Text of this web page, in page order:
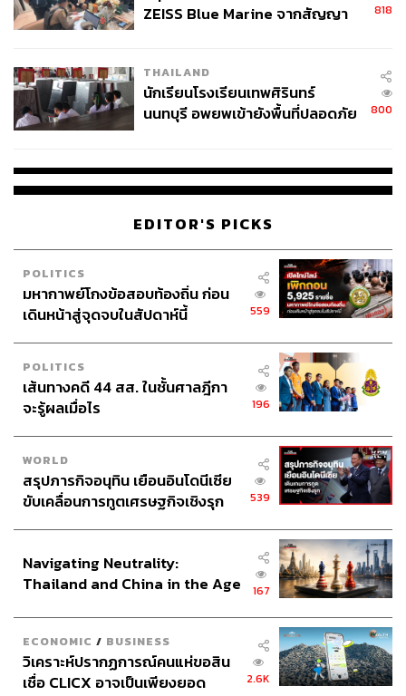
ZEISS Blue Marine จากสัญญา
จ่ายหนี้-แอบระบุแบรนด์
818
THAILAND
นักเรียนโรงเรียนเทพศิรินทร์
นนทบุรี อพยพเข้ายังพื้นที่ปลอดภัย
800
EDITOR'S PICKS
POLITICS
มหากาพย์โกงข้อสอบท้องถิ่น ก่อน
เดินหน้าสู่จุดจบในสัปดาห์นี้
559
POLITICS
เส้นทางคดี 44 สส. ในชั้นศาลฎีกา
จะรู้ผลเมื่อไร
196
WORLD
สรุปภารกิจอนุทิน เยือนอินโดนีเซีย
ขับเคลื่อนการทูตเศรษฐกิจเชิงรุก
539
Navigating Neutrality:
Thailand and China in the Age
167
ECONOMIC / BUSINESS
วิเคราะห์ปรากฏการณ์คนแห่ขอสิน
เชื่อ CLICX อาจเป็นเพียงยอด
2.6K